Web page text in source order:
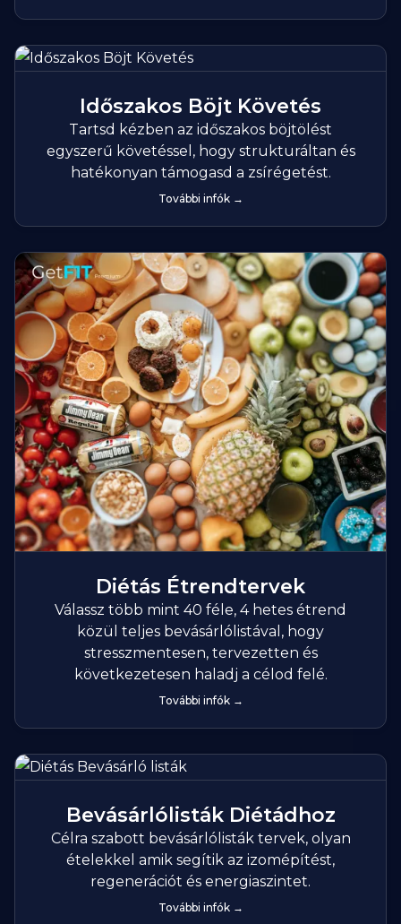
Időszakos Böjt Követés
Tartsd kézben az időszakos böjtölést
egyszerű követéssel, hogy strukturáltan és
hatékonyan támogasd a zsírégetést.
További infók →
Diétás Étrendtervek
Válassz több mint 40 féle, 4 hetes étrend
közül teljes bevásárlólistával, hogy
stresszmentesen, tervezetten és
következetesen haladj a célod felé.
További infók →
Bevásárlólisták Diétádhoz
Célra szabott bevásárlólisták tervek, olyan
ételekkel amik segítik az izomépítést,
regenerációt és energiaszintet.
További infók →